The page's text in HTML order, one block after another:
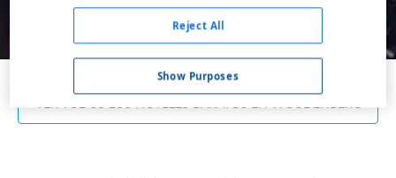
Buscar
VER TODOS LOS HOTELES BARATOS EN WOUDENBERG
Show Purposes
Reject All